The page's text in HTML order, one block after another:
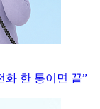
화 한 통이면 끝”